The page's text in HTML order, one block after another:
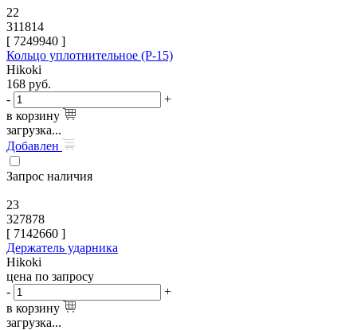
22
311814
[ 7249940 ]
Кольцо уплотнительное (P-15)
Hikoki
168 руб.
-
+
в корзину
загрузка...
Добавлен
Запрос наличия
23
327878
[ 7142660 ]
Держатель ударника
Hikoki
цена по запросу
-
+
в корзину
загрузка...